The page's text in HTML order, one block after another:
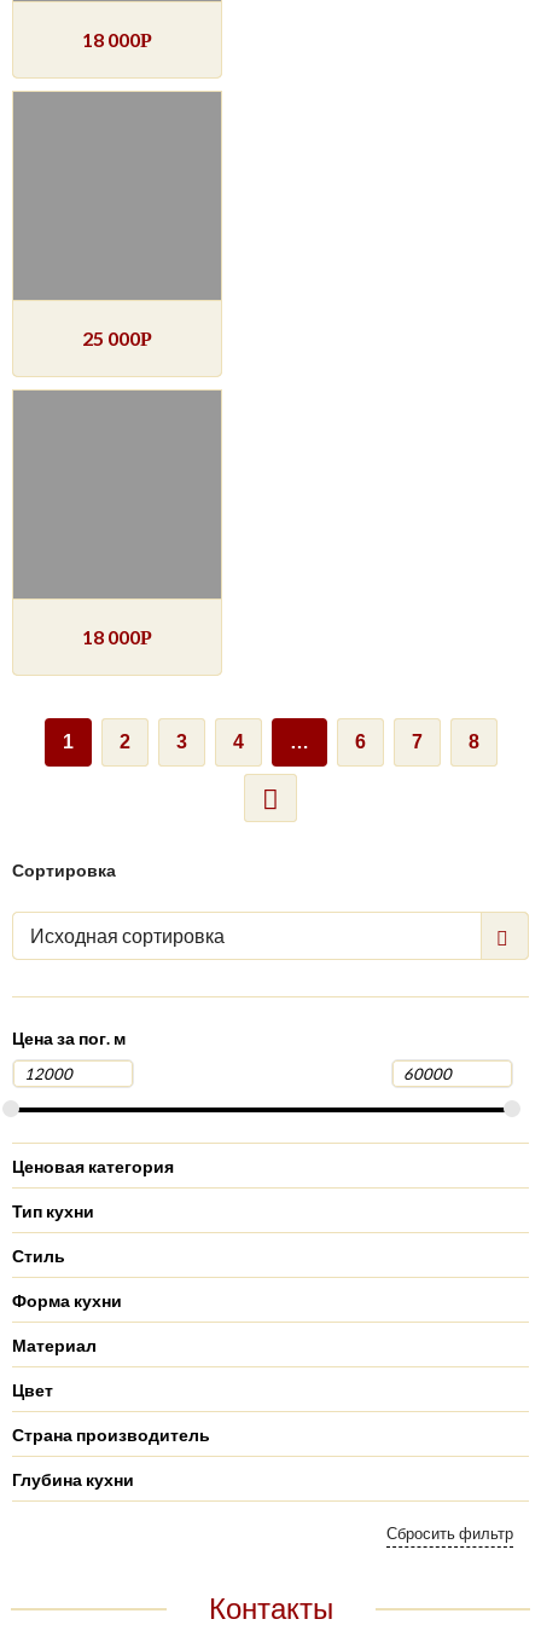
18 000Р
25 000Р
18 000Р
1 2 3 4 … 6 7 8
Сортировка
Исходная сортировка
Цена за пог. м
Ценовая категория
Тип кухни
Стиль
Форма кухни
Материал
Цвет
Страна производитель
Глубина кухни
Контакты